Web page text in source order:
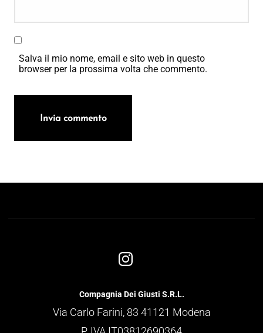
Salva il mio nome, email e sito web in questo
browser per la prossima volta che commento.
Compagnia Dei Giusti S.R.L.
Via Carlo Farini, 83 41121 Modena